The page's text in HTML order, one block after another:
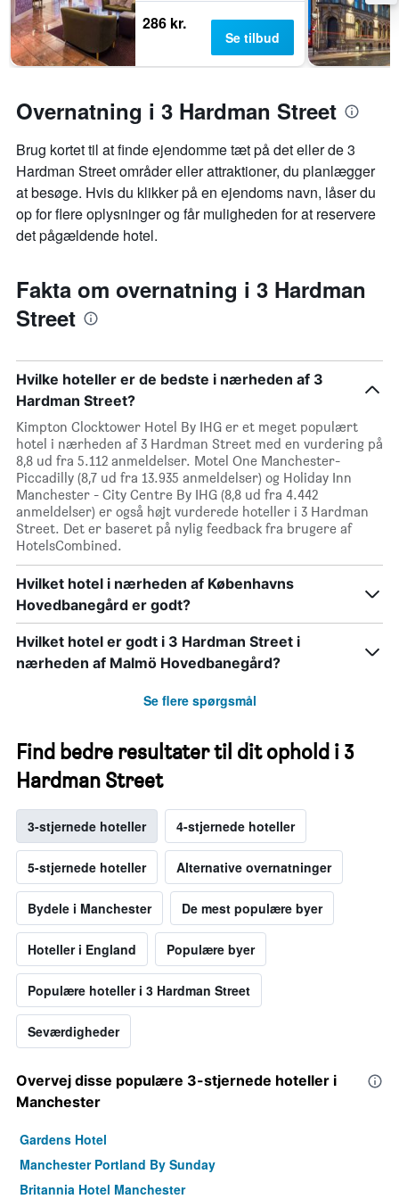
286 kr.
Se tilbud
Overnatning i 3 Hardman Street
Brug kortet til at finde ejendomme tæt på det eller de 3
Hardman Street områder eller attraktioner, du planlægger
at besøge. Hvis du klikker på en ejendoms navn, låser du
op for flere oplysninger og får muligheden for at reservere
det pågældende hotel.
Fakta om overnatning i 3 Hardman
Street
Hvilke hoteller er de bedste i nærheden af 3
Hardman Street?
Kimpton Clocktower Hotel By IHG er et meget populært
hotel i nærheden af 3 Hardman Street med en vurdering på
8,8 ud fra 5.112 anmeldelser. Motel One Manchester-
Piccadilly (8,7 ud fra 13.935 anmeldelser) og Holiday Inn
Manchester - City Centre By IHG (8,8 ud fra 4.442
anmeldelser) er også højt vurderede hoteller i 3 Hardman
Street. Det er baseret på nylig feedback fra brugere af
HotelsCombined.
Hvilket hotel i nærheden af Københavns
Hovedbanegård er godt?
Hvilket hotel er godt i 3 Hardman Street i
nærheden af Malmö Hovedbanegård?
Se flere spørgsmål
Find bedre resultater til dit ophold i 3
Hardman Street
3-stjernede hoteller 4-stjernede hoteller
5-stjernede hoteller Alternative overnatninger
Bydele i Manchester De mest populære byer
Hoteller i England Populære byer
Populære hoteller i 3 Hardman Street
Seværdigheder
Overvej disse populære 3-stjernede hoteller i
Manchester
Gardens Hotel
Manchester Portland By Sunday
Britannia Hotel Manchester